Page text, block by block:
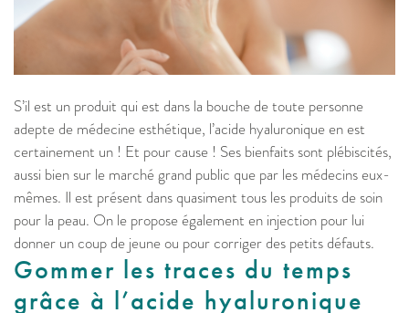
S’il est un produit qui est dans la bouche de toute personne
adepte de médecine esthétique, l’acide hyaluronique en est
certainement un ! Et pour cause ! Ses bienfaits sont plébiscités,
aussi bien sur le marché grand public que par les médecins eux-
mêmes. Il est présent dans quasiment tous les produits de soin
pour la peau. On le propose également en injection pour lui
donner un coup de jeune ou pour corriger des petits défauts.
Gommer les traces du temps
grâce à l’acide hyaluronique